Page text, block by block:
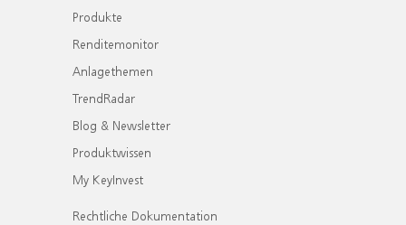
Produkte
Renditemonitor
Anlagethemen
TrendRadar
Blog & Newsletter
Produktwissen
My KeyInvest
Rechtliche Dokumentation